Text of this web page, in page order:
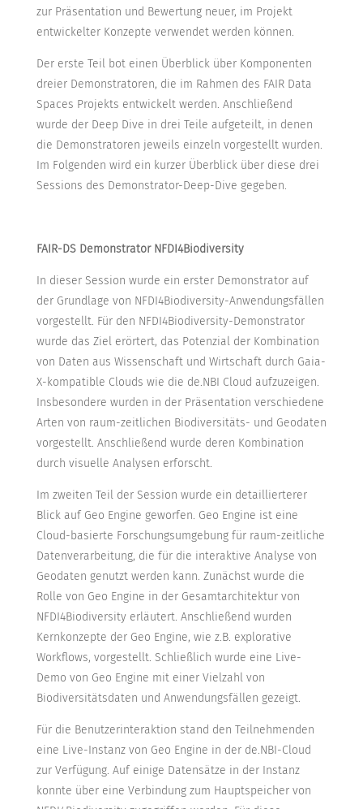
zur Präsentation und Bewertung neuer, im Projekt
entwickelter Konzepte verwendet werden können.
Der erste Teil bot einen Überblick über Komponenten
dreier Demonstratoren, die im Rahmen des FAIR Data
Spaces Projekts entwickelt werden. Anschließend
wurde der Deep Dive in drei Teile aufgeteilt, in denen
die Demonstratoren jeweils einzeln vorgestellt wurden.
Im Folgenden wird ein kurzer Überblick über diese drei
Sessions des Demonstrator-Deep-Dive gegeben.
FAIR-DS Demonstrator NFDI4Biodiversity
In dieser Session wurde ein erster Demonstrator auf
der Grundlage von NFDI4Biodiversity-Anwendungsfällen
vorgestellt. Für den NFDI4Biodiversity-Demonstrator
wurde das Ziel erörtert, das Potenzial der Kombination
von Daten aus Wissenschaft und Wirtschaft durch Gaia-
X-kompatible Clouds wie die de.NBI Cloud aufzuzeigen.
Insbesondere wurden in der Präsentation verschiedene
Arten von raum-zeitlichen Biodiversitäts- und Geodaten
vorgestellt. Anschließend wurde deren Kombination
durch visuelle Analysen erforscht.
Im zweiten Teil der Session wurde ein detaillierterer
Blick auf Geo Engine geworfen. Geo Engine ist eine
Cloud-basierte Forschungsumgebung für raum-zeitliche
Datenverarbeitung, die für die interaktive Analyse von
Geodaten genutzt werden kann. Zunächst wurde die
Rolle von Geo Engine in der Gesamtarchitektur von
NFDI4Biodiversity erläutert. Anschließend wurden
Kernkonzepte der Geo Engine, wie z.B. explorative
Workflows, vorgestellt. Schließlich wurde eine Live-
Demo von Geo Engine mit einer Vielzahl von
Biodiversitätsdaten und Anwendungsfällen gezeigt.
Für die Benutzerinteraktion stand den Teilnehmenden
eine Live-Instanz von Geo Engine in der de.NBI-Cloud
zur Verfügung. Auf einige Datensätze in der Instanz
konnte über eine Verbindung zum Hauptspeicher von